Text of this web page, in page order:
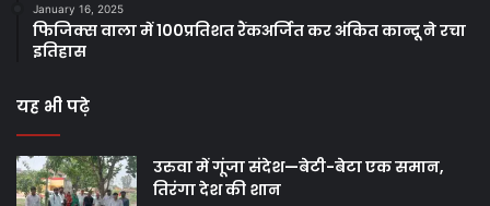
January 16, 2025
फिजिक्स वाला में 100प्रतिशत रैंकअर्जित कर अंकित कान्दू ने रचा
इतिहास
यह भी पढ़े
उरुवा में गूंजा संदेश—बेटी-बेटा एक समान,
तिरंगा देश की शान